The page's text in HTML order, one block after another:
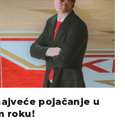
pojačanje u
roku!